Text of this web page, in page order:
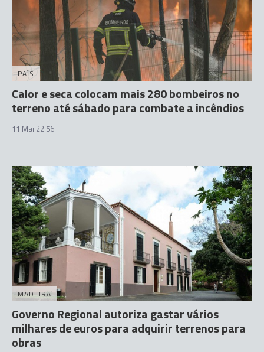
PAÍS
Calor e seca colocam mais 280 bombeiros no
terreno até sábado para combate a incêndios
11 Mai 22:56
MADEIRA
Governo Regional autoriza gastar vários
milhares de euros para adquirir terrenos para
obras